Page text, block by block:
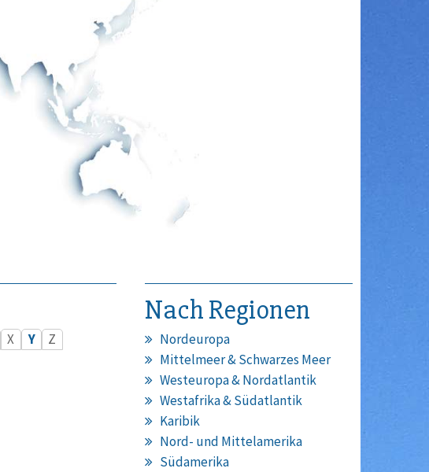
X Y Z
Nach Regionen
Nordeuropa
Mittelmeer & Schwarzes Meer
Westeuropa & Nordatlantik
Westafrika & Südatlantik
Karibik
Nord- und Mittelamerika
Südamerika